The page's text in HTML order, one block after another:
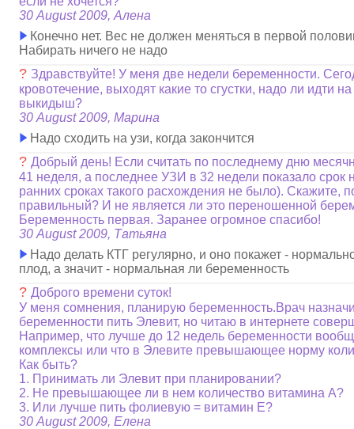
30 August 2009, Алена
Конечно нет. Вес не должен меняться в первой
Набирать ничего не надо
? Здравствуйте! У меня две недели беременности.
кровотечение, выходят какие то сгустки, надо ли идти
выкидыш?
30 August 2009, Марина
Надо сходить на узи, когда закончится
?Добрый день! Если считать по последнему дню
41 неделя, а последнее УЗИ в 32 недели показало
ранних сроках такого расхождения не было). Скажите,
правильный? И не является ли это переношенной
Беременность первая. Заранее огромное спасибо!
30 August 2009, Татьяна
Надо делать КТГ регулярно, и оно покажет -
плод, а значит - нормальная ли беременность
?Доброго времени суток!
У меня сомнения, планирую беременность.Врач
беременности пить Элевит, но читаю в интернете
Например, что лучше до 12 недель беременности
комплексы или что в Элевите превышающее норму
Как быть?
1. Принимать ли Элевит при планировании?
2. Не превышающее ли в нем количество витамина А?
3. Или лучше пить фолиевую = витамин Е?
30 August 2009, Елена